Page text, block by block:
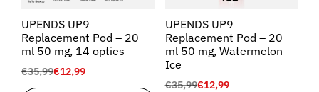
UPENDS UP9
Replacement Pod – 20
ml 50 mg, 14 opties
€35,99€12,99
UPENDS UP9
Replacement Pod – 20
ml 50 mg, Watermelon
Ice
€35,99€12,99